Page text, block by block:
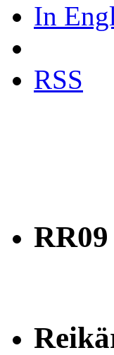
In
RSS
RR09